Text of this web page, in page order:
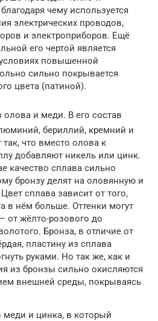
чему используется
электрических проводов,
и электроприборов. Ещё
его чертой является
повышенной
сильно покрывается
цвета (патиной).
и меди. В его состав
бериллий, кремний и
что вместо олова к
добавляют никель или цинк.
качество сплава сильно
бронзу делят на оловянную и
сплава зависит от того,
в нём больше. Оттенки могут
от жёлто-розового до
Бронза, в отличие от
пластину из сплава
руками. Но так же, как и
из бронзы сильно окисляются
внешней среды, покрываясь
меди и цинка, в который